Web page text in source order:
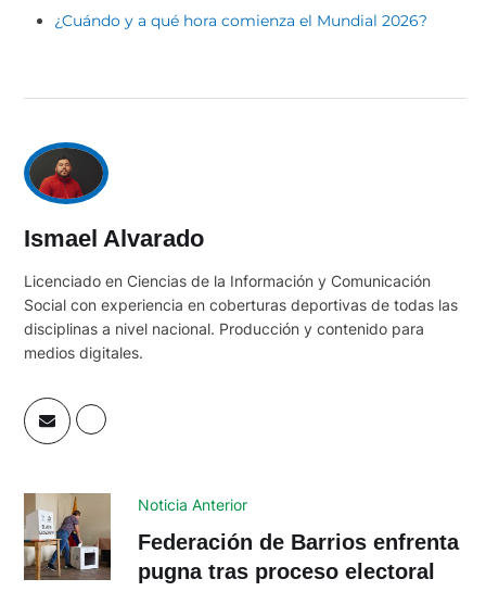
¿Cuándo y a qué hora comienza el Mundial 2026?
Ismael Alvarado
Licenciado en Ciencias de la Información y Comunicación
Social con experiencia en coberturas deportivas de todas las
disciplinas a nivel nacional. Producción y contenido para
medios digitales.
Noticia Anterior
Federación de Barrios enfrenta
pugna tras proceso electoral